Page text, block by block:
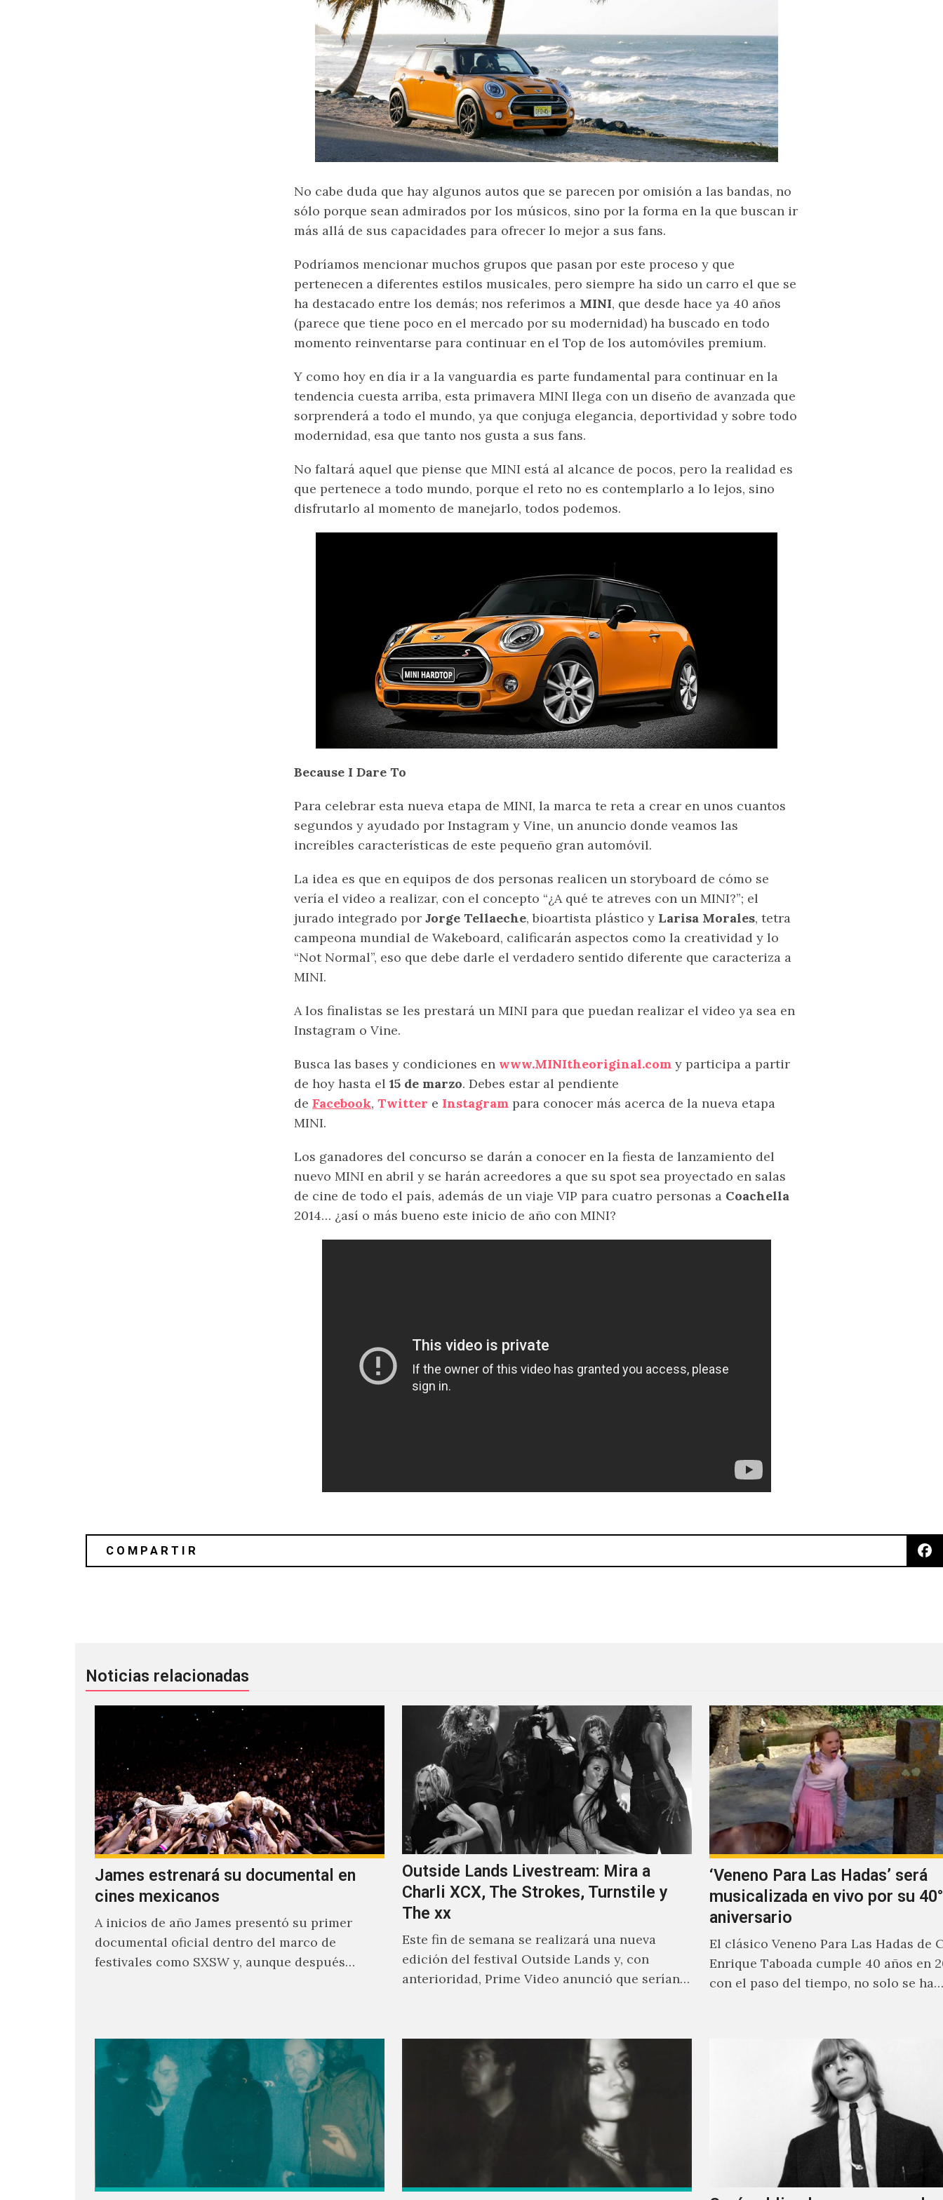
No cabe duda que hay algunos autos que se parecen por omisión a las bandas, no
sólo porque sean admirados por los músicos, sino por la forma en la que buscan ir
más allá de sus capacidades para ofrecer lo mejor a sus fans.
Podríamos mencionar muchos grupos que pasan por este proceso y que
pertenecen a diferentes estilos musicales, pero siempre ha sido un carro el que se
ha destacado entre los demás; nos referimos a MINI, que desde hace ya 40 años
(parece que tiene poco en el mercado por su modernidad) ha buscado en todo
momento reinventarse para continuar en el Top de los automóviles premium.
Y como hoy en día ir a la vanguardia es parte fundamental para continuar en la
tendencia cuesta arriba, esta primavera MINI llega con un diseño de avanzada que
sorprenderá a todo el mundo, ya que conjuga elegancia, deportividad y sobre todo
modernidad, esa que tanto nos gusta a sus fans.
No faltará aquel que piense que MINI está al alcance de pocos, pero la realidad es
que pertenece a todo mundo, porque el reto no es contemplarlo a lo lejos, sino
disfrutarlo al momento de manejarlo, todos podemos.
Because I Dare To
Para celebrar esta nueva etapa de MINI, la marca te reta a crear en unos cuantos
segundos y ayudado por Instagram y Vine, un anuncio donde veamos las
increíbles características de este pequeño gran automóvil.
La idea es que en equipos de dos personas realicen un storyboard de cómo se
vería el video a realizar, con el concepto “¿A qué te atreves con un MINI?”; el
jurado integrado por Jorge Tellaeche, bioartista plástico y Larisa Morales, tetra
campeona mundial de Wakeboard, calificarán aspectos como la creatividad y lo
“Not Normal”, eso que debe darle el verdadero sentido diferente que caracteriza a
MINI.
A los finalistas se les prestará un MINI para que puedan realizar el video ya sea en
Instagram o Vine.
Busca las bases y condiciones en www.MINItheoriginal.com y participa a partir
de hoy hasta el 15 de marzo. Debes estar al pendiente
de Facebook, Twitter e Instagram para conocer más acerca de la nueva etapa
MINI.
Los ganadores del concurso se darán a conocer en la fiesta de lanzamiento del
nuevo MINI en abril y se harán acreedores a que su spot sea proyectado en salas
de cine de todo el país, además de un viaje VIP para cuatro personas a Coachella
2014… ¿así o más bueno este inicio de año con MINI?
Noticias relacionadas
James estrenará su documental en
cines mexicanos
A inicios de año James presentó su primer
documental oficial dentro del marco de
festivales como SXSW y, aunque después
Outside Lands Livestream: Mira a
Charli XCX, The Strokes, Turnstile y
The xx
Este fin de semana se realizará una nueva
edición del festival Outside Lands y, con
anterioridad, Prime Video anunció que serían
‘Veneno Para Las Hadas’ será
musicalizada en vivo por su 40°
aniversario
El clásico Veneno Para Las Hadas de
Enrique Taboada cumple 40 años en
con el paso del tiempo, no solo se ha…